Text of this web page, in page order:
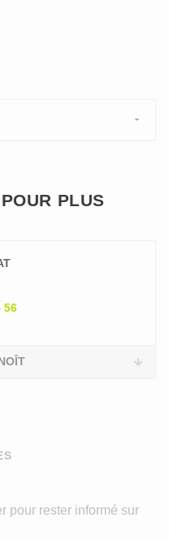
PLUS
56
pour rester informé sur